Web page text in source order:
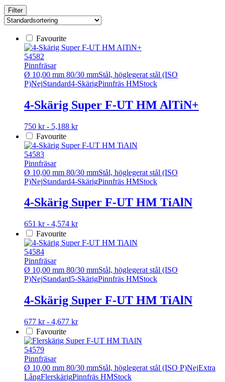
Filter
Favourite
54582
Pinnfräsar
Ø 10,00 mm 80/30 mmStål, höglegerat stål (ISO
P)NejStandard4-SkärigPinnfräs HMStock
4-Skärig Super F-UT HM AlTiN+
750 kr - 5,188 krDen
produkten
varianter.
De
alternativen
kan
på
Favourite
54583
Pinnfräsar
Ø 10,00 mm 80/30 mmStål, höglegerat stål (ISO
P)NejStandard4-SkärigPinnfräs HMStock
4-Skärig Super F-UT HM TiAlN
651 kr - 4,574 krDen
produkten
varianter.
De
alternativen
kan
på
Favourite
54584
Pinnfräsar
Ø 10,00 mm 80/30 mmStål, höglegerat stål (ISO
P)NejStandard5-SkärigPinnfräs HMStock
4-Skärig Super F-UT HM TiAlN
677 kr - 4,677 krDen
produkten
varianter.
De
Favourite
54579
Pinnfräsar
Ø 10,00 mm 80/30 mmStål, höglegerat stål (ISO P)NejExtra
LångFlerskärigPinnfräs HMStock